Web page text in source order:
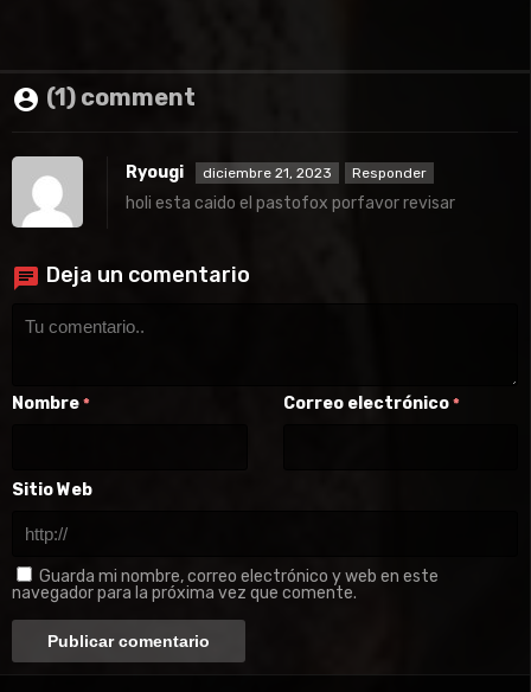
(1) comment
Ryougi diciembre 21, 2023 Responder
holi esta caido el pastofox porfavor revisar
Deja un comentario
Nombre * Correo electrónico *
Sitio Web
Guarda mi nombre, correo electrónico y web en este
navegador para la próxima vez que comente.